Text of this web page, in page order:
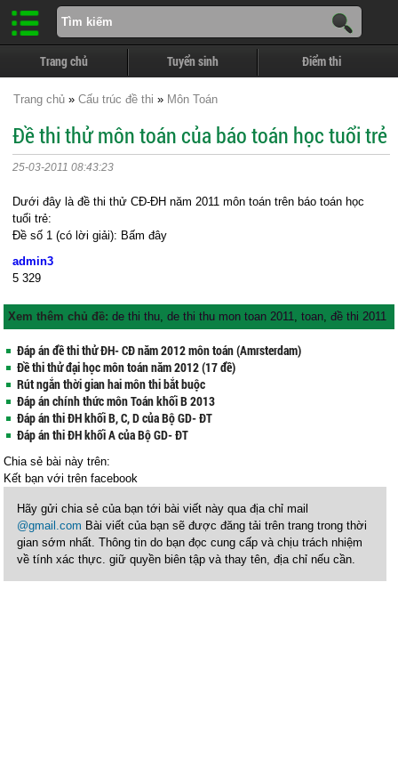
Trang chủ Tuyển sinh Điểm thi
Trang chủ » Cấu trúc đề thi » Môn Toán
Đề thi thử môn toán của báo toán học tuổi trẻ
25-03-2011 08:43:23
Dưới đây là đề thi thử CĐ-ĐH năm 2011 môn toán trên báo toán học
tuổi trẻ:
Đề số 1 (có lời giải): Bấm đây
admin3
5 329
Xem thêm chủ đề:de thi thu,de thi thu mon toan 2011,toan,đề thi 2011
Đáp án đề thi thử ĐH- CĐ năm 2012 môn toán (Amrsterdam)
Đề thi thử đại học môn toán năm 2012 (17 đề)
Rút ngắn thời gian hai môn thi bắt buộc
Đáp án chính thức môn Toán khối B 2013
Đáp án thi ĐH khối B, C, D của Bộ GD- ĐT
Đáp án thi ĐH khối A của Bộ GD- ĐT
Chia sẻ bài này trên:
Kết bạn vớitrên facebook
Hãy gửi chia sẻ của bạn tới bài viết này qua địa chỉ mail
@gmail.com Bài viết của bạn sẽ được đăng tải trên trang trong thời
gian sớm nhất. Thông tin do bạn đọc cung cấp và chịu trách nhiệm
về tính xác thực. giữ quyền biên tập và thay tên, địa chỉ nếu cần.